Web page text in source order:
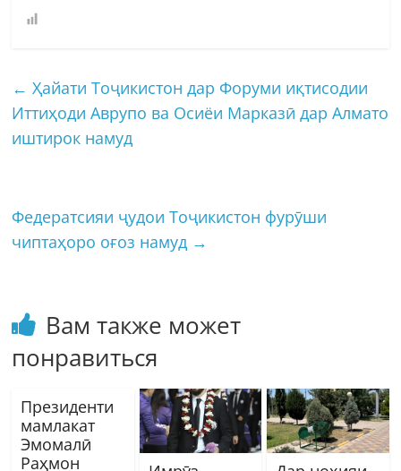
← Ҳайати Тоҷикистон дар Форуми иқтисодии
Иттиҳоди Аврупо ва Осиёи Марказӣ дар Алмато
иштирок намуд
Федератсияи ҷудои Тоҷикистон фурӯши
чиптаҳоро оғоз намуд →
Вам также может
понравиться
Президенти
мамлакат
Эмомалӣ
Раҳмон